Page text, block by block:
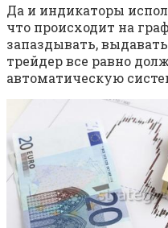
Да и индикаторы
что происходит на
запаздывать,
трейдер все равно
автоматическую